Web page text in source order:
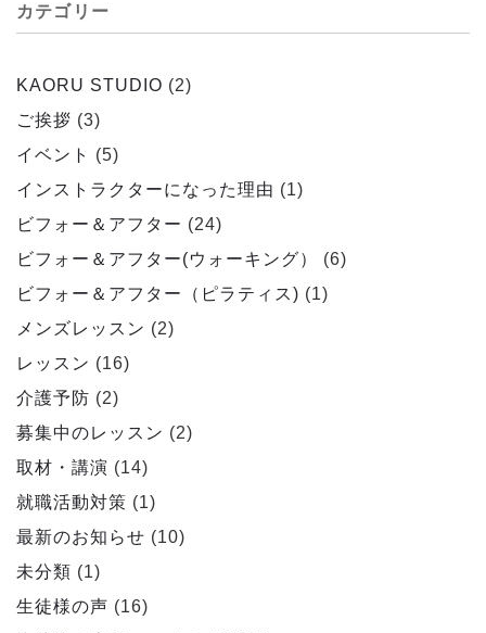
カテゴリー
KAORU STUDIO (2)
ご挨拶 (3)
イベント
(5)
インストラクターになった理由 (1)
ビフォー＆アフター (24)
ビフォー＆アフター(ウォーキング）
(6)
ビフォー＆アフター（ピラティス) (1)
メンズレッスン (2)
レッスン (16)
介護予防 (2)
募集中のレッスン (2)
取材・講演 (14)
就職活動対策 (1)
最新のお知らせ (10)
未分類 (1)
生徒様の声 (16)